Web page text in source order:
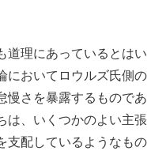
道理にあっているとはい
においてロウルズ氏側の
慢さを暴露するものであ
は、いくつかのよい主張
支配しているようなもの